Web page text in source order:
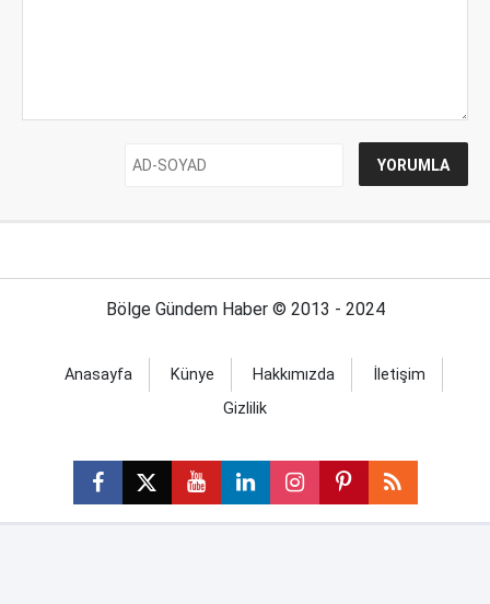
Bölge Gündem Haber © 2013 - 2024
Anasayfa Künye Hakkımızda
İletişim
Gizlilik